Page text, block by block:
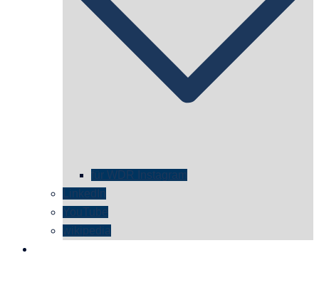
für WDR Instagram
LinkedIn
YouTube
wikipedia